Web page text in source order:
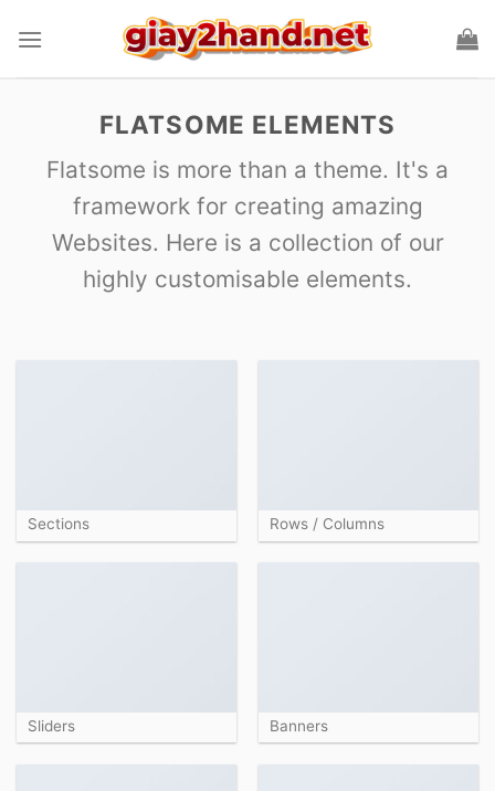
FLATSOME ELEMENTS
Flatsome is more than a theme. It's a
framework for creating amazing
Websites. Here is a collection of our
highly customisable elements.
Sections Rows / Columns
Sliders Banners